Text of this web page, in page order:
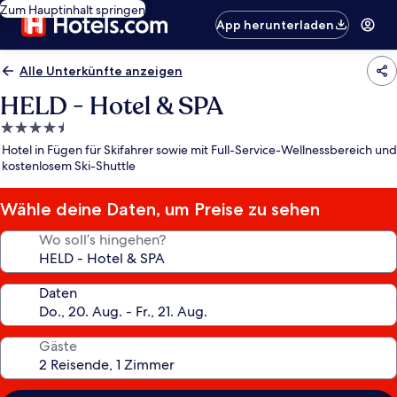
Zum Hauptinhalt springen
App herunterladen
Alle Unterkünfte anzeigen
HELD - Hotel & SPA
4.5-
Sterne-
Unterkunft
Hotel in Fügen für Skifahrer sowie mit Full-Service-Wellnessbereich und
kostenlosem Ski-Shuttle
Wähle deine Daten, um Preise zu sehen
Wo soll’s hingehen?
Daten
Gäste